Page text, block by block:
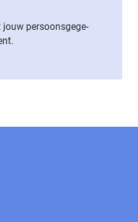
jouw per­soons­ge­ge­